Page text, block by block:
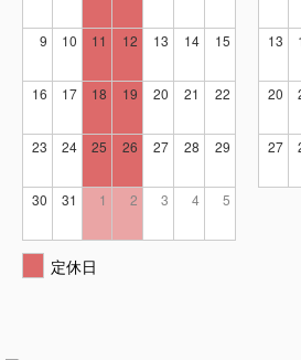
9 10 11 12 13 14 15
16 17 18 19 20 21 22
23 24 25 26 27 28 29
30 31 1 2 3 4 5
13
20
27
定休日